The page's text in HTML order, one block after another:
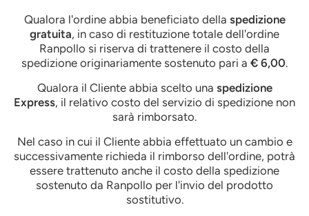
Qualora l'ordine abbia beneficiato della spedizione
gratuita, in caso di restituzione totale dell'ordine
Ranpollo si riserva di trattenere il costo della
spedizione originariamente sostenuto pari a € 6,00.
Qualora il Cliente abbia scelto una spedizione
Express, il relativo costo del servizio di spedizione non
sarà rimborsato.
Nel caso in cui il Cliente abbia effettuato un cambio e
successivamente richieda il rimborso dell'ordine, potrà
essere trattenuto anche il costo della spedizione
sostenuto da Ranpollo per l'invio del prodotto
sostitutivo.